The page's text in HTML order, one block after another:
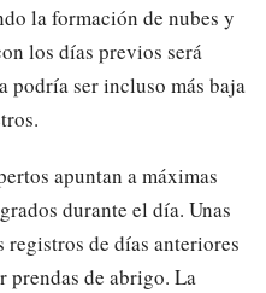
la formación de nubes y
los días previos será
podría ser incluso más baja
apuntan a máximas
durante el día. Unas
de días anteriores
prendas de abrigo. La